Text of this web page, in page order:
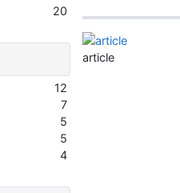
article
20
12
7
5
5
4